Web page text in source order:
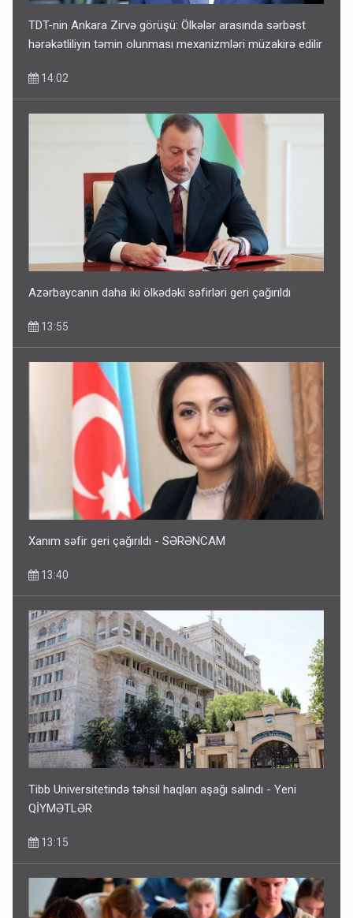
TDT-nin Ankara Zirvə görüşü: Ölkələr arasında sərbəst
hərəkətliliyin təmin olunması mexanizmləri müzakirə edilir
14:02
Azərbaycanın daha iki ölkədəki səfirləri geri çağırıldı
13:55
Xanım səfir geri çağırıldı - SƏRƏNCAM
13:40
Tibb Universitetində təhsil haqları aşağı salındı - Yeni
QİYMƏTLƏR
13:15